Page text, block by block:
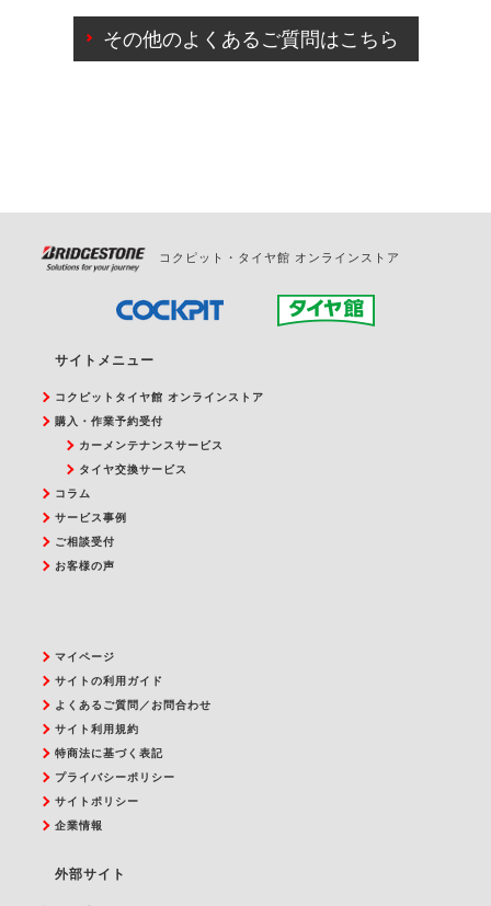
ご来店予約日の3営業日前を過ぎている場合のご予約
の日時変更につきましては、直接ご予約の店舗まで
その他のよくあるご質問はこちら
コクピット・タイヤ館 オンラインストア
サイトメニュー
コクピットタイヤ館 オンラインストア
購入・作業予約受付
カーメンテナンスサービス
タイヤ交換サービス
コラム
サービス事例
ご相談受付
お客様の声
マイページ
サイトの利用ガイド
よくあるご質問／お問合わせ
サイト利用規約
特商法に基づく表記
プライバシーポリシー
サイトポリシー
企業情報
外部サイト